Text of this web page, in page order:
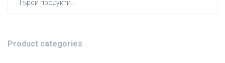
Product categories